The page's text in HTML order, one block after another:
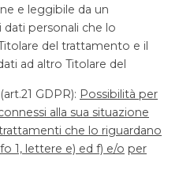
e leggibile da un
personali che lo
del trattamento e il
ad altro Titolare del
(art.21 GDPR): Possibil ità per
alla sua situazione
che lo riguardano
1, lettere e) ed f) e/o per